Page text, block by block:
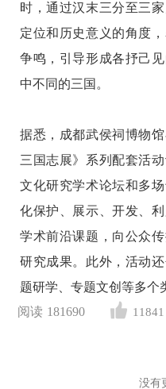
时，通过汉末三分至三
定位和历史意义的角度
争鸣，引导形成各抒己
中不同的三国。
据悉，成都武侯祠博物
三国志展》系列配套活
文化研究学术论坛和多
化保护、展示、开发、
学术前沿课题，向公众
研究成果。此外，活动
题研学、专题文创等多个
阅读 181690 11841
没有